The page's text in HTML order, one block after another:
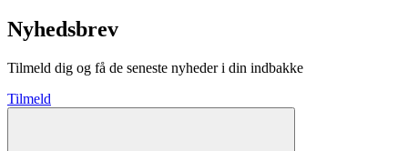
Nyhedsbrev
Tilmeld dig og få de seneste nyheder i din indbakke
Tilmeld